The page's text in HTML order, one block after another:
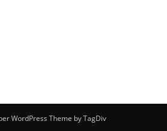
WordPress Theme by TagDiv